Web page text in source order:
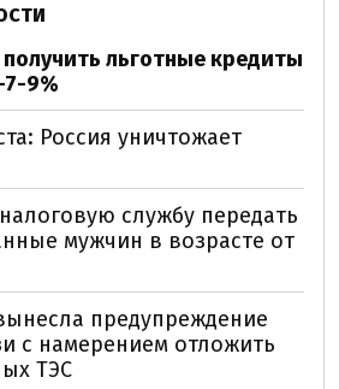
льготные кредиты
7-9%
Россия уничтожает
службу передать
мужчин в возрасте от
предупреждение
с намерением отложить
ТЭС